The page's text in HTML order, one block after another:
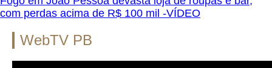
com perdas acima de R$ 100 mil -VÍDEO
WebTV PB